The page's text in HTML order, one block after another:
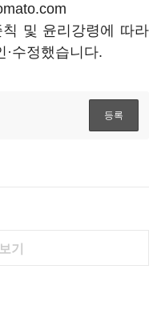
및 윤리강령에 따라
·수정했습니다.
기